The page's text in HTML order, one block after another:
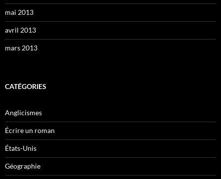
mai 2013
avril 2013
mars 2013
CATÉGORIES
Anglicismes
Écrire un roman
États-Unis
Géographie